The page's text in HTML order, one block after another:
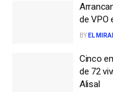
de VPO
BY EL
Cinco
de 72
Alisal